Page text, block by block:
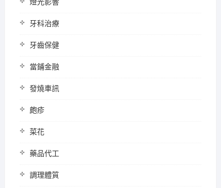
燈光影響
牙科治療
牙齒保健
當鋪金融
發燒車訊
皰疹
菜花
藥品代工
調理體質